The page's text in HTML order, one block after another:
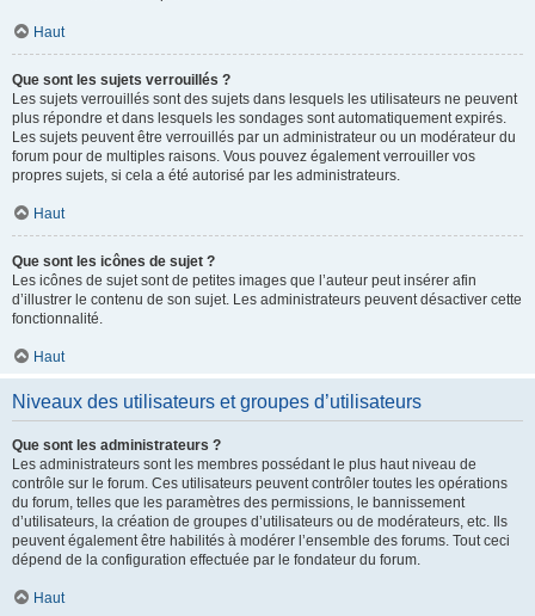
Haut
Que sont les sujets verrouillés ?
Les sujets verrouillés sont des sujets dans lesquels les utilisateurs ne peuvent
plus répondre et dans lesquels les sondages sont automatiquement expirés.
Les sujets peuvent être verrouillés par un administrateur ou un modérateur du
forum pour de multiples raisons. Vous pouvez également verrouiller vos
propres sujets, si cela a été autorisé par les administrateurs.
Haut
Que sont les icônes de sujet ?
Les icônes de sujet sont de petites images que l’auteur peut insérer afin
d’illustrer le contenu de son sujet. Les administrateurs peuvent désactiver cette
fonctionnalité.
Haut
Niveaux des utilisateurs et groupes d’utilisateurs
Que sont les administrateurs ?
Les administrateurs sont les membres possédant le plus haut niveau de
contrôle sur le forum. Ces utilisateurs peuvent contrôler toutes les opérations
du forum, telles que les paramètres des permissions, le bannissement
d’utilisateurs, la création de groupes d’utilisateurs ou de modérateurs, etc. Ils
peuvent également être habilités à modérer l’ensemble des forums. Tout ceci
dépend de la configuration effectuée par le fondateur du forum.
Haut